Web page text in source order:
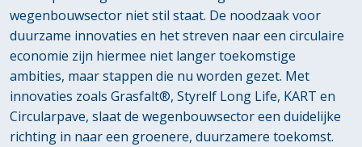
wegenbouwsector niet stil staat. De noodzaak voor
duurzame innovaties en het streven naar een circulaire
economie zijn hiermee niet langer toekomstige
ambities, maar stappen die nu worden gezet. Met
innovaties zoals Grasfalt®, Styrelf Long Life, KART en
Circularpave, slaat de wegenbouwsector een duidelijke
richting in naar een groenere, duurzamere toekomst.